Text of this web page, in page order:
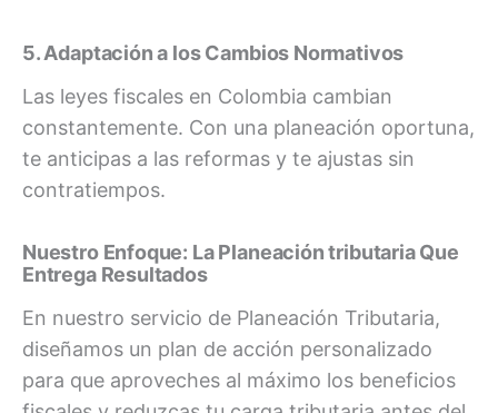
5. Adaptación a los Cambios Normativos
Las leyes fiscales en Colombia cambian
constantemente. Con una planeación oportuna,
te anticipas a las reformas y te ajustas sin
contratiempos.
Nuestro Enfoque: La Planeación tributaria Que
Entrega Resultados
En nuestro servicio de Planeación Tributaria,
diseñamos un plan de acción personalizado
para que aproveches al máximo los beneficios